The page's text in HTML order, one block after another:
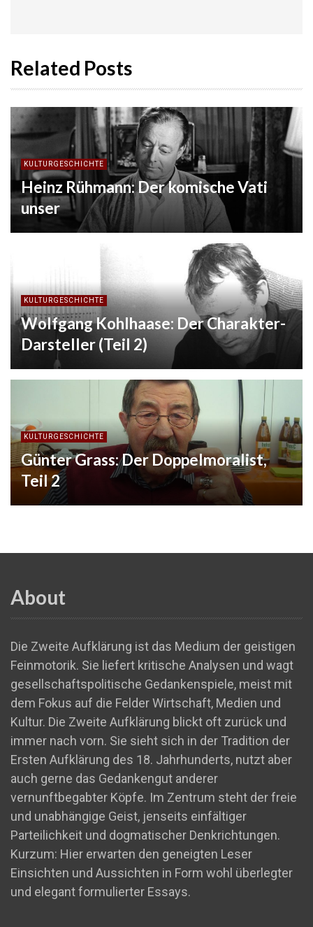
Related Posts
KULTURGESCHICHTE
Heinz Rühmann: Der komische Vati
unser
KULTURGESCHICHTE
Wolfgang Kohlhaase: Der Charakter-
Darsteller (Teil 2)
KULTURGESCHICHTE
Günter Grass: Der Doppelmoralist,
Teil 2
About
Die Zweite Aufklärung ist das Medium der geistigen
Feinmotorik. Sie liefert kritische Analysen und wagt
gesellschaftspolitische Gedankenspiele, meist mit
dem Fokus auf die Felder Wirtschaft, Medien und
Kultur. Die Zweite Aufklärung blickt oft zurück und
immer nach vorn. Sie sieht sich in der Tradition der
Ersten Aufklärung des 18. Jahrhunderts, nutzt aber
auch gerne das Gedankengut anderer
vernunftbegabter Köpfe. Im Zentrum steht der freie
und unabhängige Geist, jenseits einfältiger
Parteilichkeit und dogmatischer Denkrichtungen.
Kurzum: Hier erwarten den geneigten Leser
Einsichten und Aussichten in Form wohl überlegter
und elegant formulierter Essays.